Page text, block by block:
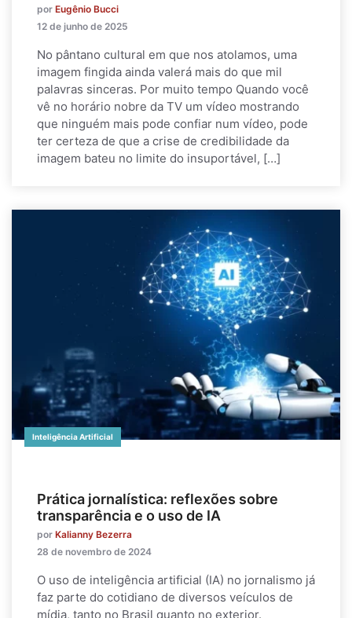
por Eugênio Bucci
12 de junho de 2025
No pântano cultural em que nos atolamos, uma
imagem fingida ainda valerá mais do que mil
palavras sinceras. Por muito tempo Quando você
vê no horário nobre da TV um vídeo mostrando
que ninguém mais pode confiar num vídeo, pode
ter certeza de que a crise de credibilidade da
imagem bateu no limite do insuportável, […]
Inteligência Artificial
Prática jornalística: reflexões sobre
transparência e o uso de IA
por Kalianny Bezerra
28 de novembro de 2024
O uso de inteligência artificial (IA) no jornalismo já
faz parte do cotidiano de diversos veículos de
mídia, tanto no Brasil quanto no exterior.